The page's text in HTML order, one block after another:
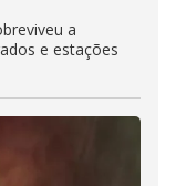
a
e estações